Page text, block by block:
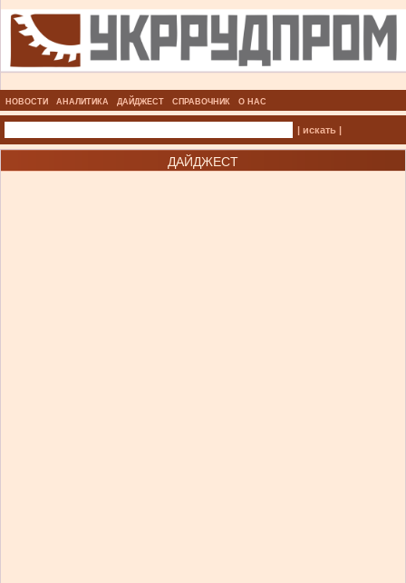
НОВОСТИ АНАЛИТИКА ДАЙДЖЕСТ СПРАВОЧНИК О НАС
| искать |
ДАЙДЖЕСТ